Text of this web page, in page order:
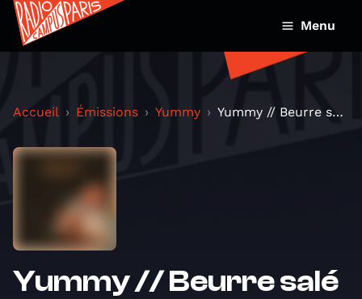
Menu
Accueil Émissions Yummy Yummy // Beurre salé et nouveautés
Yummy // Beurre salé